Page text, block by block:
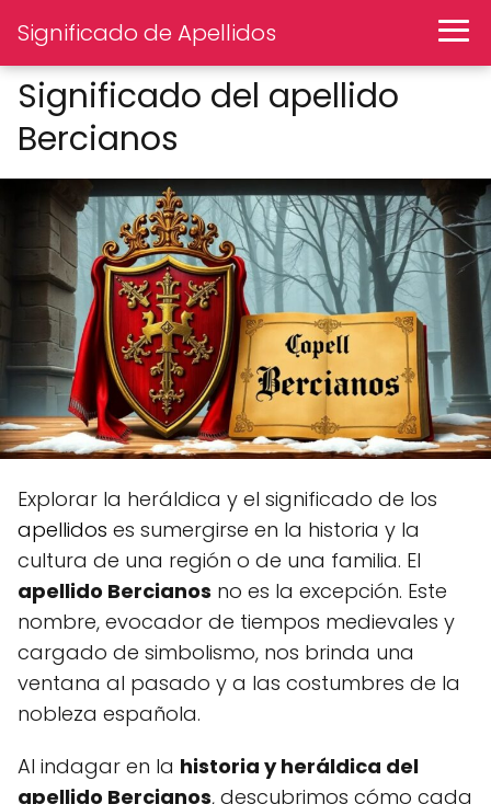
Significado de Apellidos
Significado del apellido
Bercianos
Explorar la heráldica y el significado de los
apellidos es sumergirse en la historia y la
cultura de una región o de una familia. El
apellido Bercianos no es la excepción. Este
nombre, evocador de tiempos medievales y
cargado de simbolismo, nos brinda una
ventana al pasado y a las costumbres de la
nobleza española.
Al indagar en la historia y heráldica del
apellido Bercianos, descubrimos cómo cada